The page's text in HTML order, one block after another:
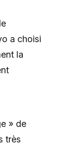
a choisi
la
» de
très